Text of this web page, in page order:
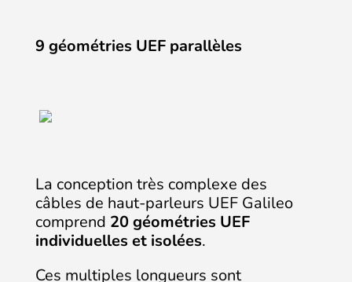
9 géométries UEF parallèles
La conception très complexe des
câbles de haut-parleurs UEF Galileo
comprend 20 géométries UEF
individuelles et isolées.
Ces multiples longueurs sont